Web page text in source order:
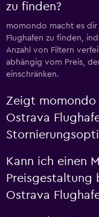
zu finden?
momondo macht es
Flughafen zu finden,
Anzahl von Filtern
abhängig vom Preis,
einschränken.
Zeigt
Ostrava
Kann ich einen
Preisgestaltung
Ostrava